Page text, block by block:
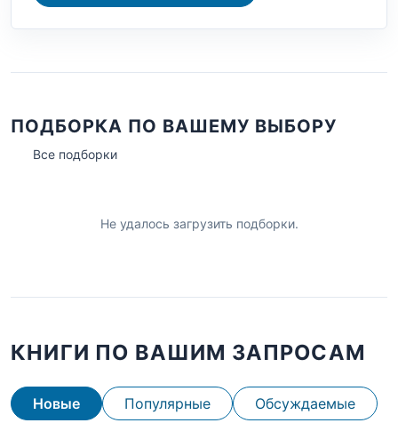
ПОДБОРКА ПО ВАШЕМУ ВЫБОРУ
Все подборки
Не удалось загрузить подборки.
КНИГИ ПО ВАШИМ ЗАПРОСАМ
Новые Популярные Обсуждаемые